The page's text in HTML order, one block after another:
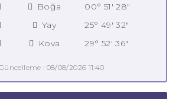
Boğa
00° 51' 28"
Yay
25° 49' 32"
Kova 29° 52' 36"
: 08/08/2026 11:40